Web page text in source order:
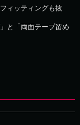
ィッティングも抜
と「両面テープ留め